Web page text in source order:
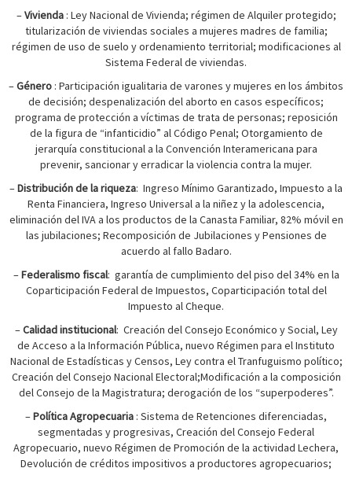
–Vivienda: Ley Nacional de Vivienda; régimen de Alquiler protegido;
titularización de viviendas sociales a mujeres madres de familia;
régimen de uso de suelo y ordenamiento territorial; modificaciones al
Sistema Federal de viviendas.
–Género : Participación igualitaria de varones y mujeres en los ámbitos
de decisión; despenalización del aborto en casos específicos;
programa de protección a víctimas de trata de personas; reposición
de la figura de “infanticidio” al Código Penal; Otorgamiento de
jerarquía constitucional a la Convención Interamericana para
prevenir, sancionar y erradicar la violencia contra la mujer.
–Distribución de la riqueza: Ingreso Mínimo Garantizado, Impuesto a la
Renta Financiera, Ingreso Universal a la niñez y la adolescencia,
eliminación del IVA a los productos de la Canasta Familiar, 82% móvil en
las jubilaciones; Recomposición de Jubilaciones y Pensiones de
acuerdo al fallo Badaro.
–Federalismo fiscal: garantía de cumplimiento del piso del 34% en la
Coparticipación Federal de Impuestos, Coparticipación total del
Impuesto al Cheque.
–Calidad institucional: Creación del Consejo Económico y Social, Ley
de Acceso a la Información Pública, nuevo Régimen para el Instituto
Nacional de Estadísticas y Censos, Ley contra el Tranfuguismo político;
Creación del Consejo Nacional Electoral;Modificación a la composición
del Consejo de la Magistratura; derogación de los “superpoderes”.
–Política Agropecuaria : Sistema de Retenciones diferenciadas,
segmentadas y progresivas, Creación del Consejo Federal
Agropecuario, nuevo Régimen de Promoción de la actividad Lechera,
Devolución de créditos impositivos a productores agropecuarios;